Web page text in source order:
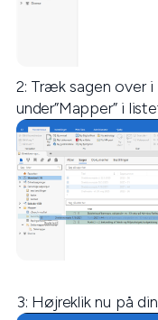
2: Træk sagen over i
under”Mapper” i
3: Højreklik nu på